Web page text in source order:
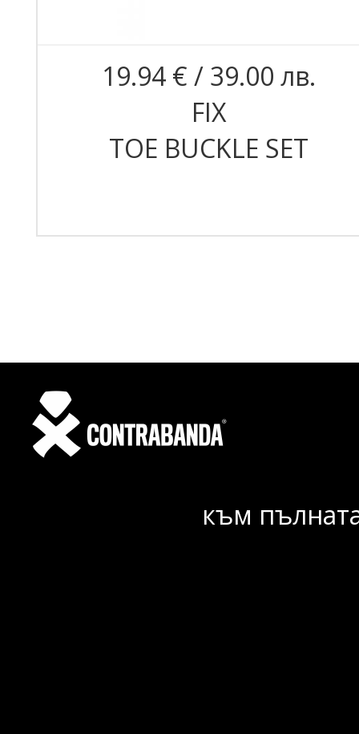
19.94 € / 39.00 лв.
FIX
TOE BUCKLE SET
към